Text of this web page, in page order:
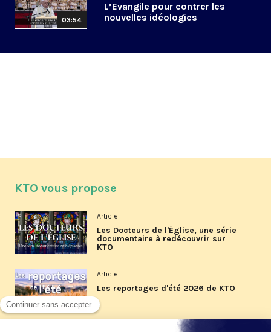
03:54
L’Evangile pour contrer les
nouvelles idéologies
KTO vous propose
Article
Les Docteurs de l'Église, une série
documentaire à redécouvrir sur
KTO
Article
Les reportages d'été 2026 de KTO